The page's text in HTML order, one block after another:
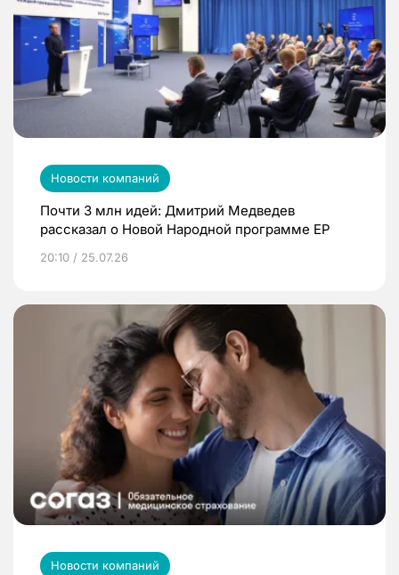
Новости компаний
Почти 3 млн идей: Дмитрий Медведев
рассказал о Новой Народной программе ЕР
20:10 / 25.07.26
Новости компаний